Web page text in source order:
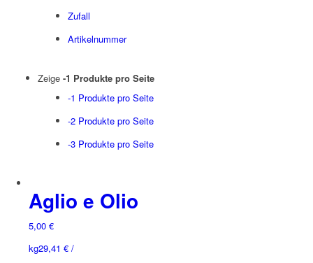
Zufall
Artikelnummer
Zeige -1 Produkte pro Seite
-1 Produkte pro Seite
-2 Produkte pro Seite
-3 Produkte pro Seite
Aglio e Olio
5,00 €
29,41 €/
kg